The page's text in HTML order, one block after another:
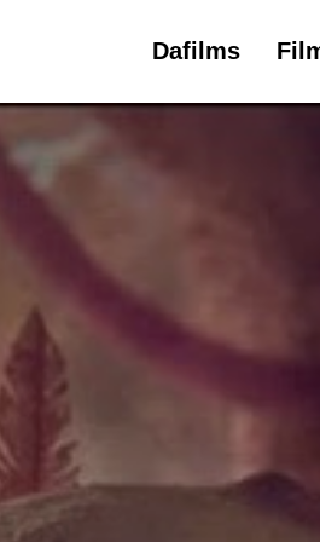
Dafilms